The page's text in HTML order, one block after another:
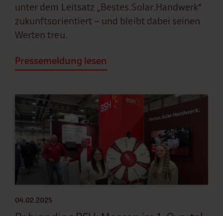
unter dem Leitsatz „Bestes.Solar.Handwerk“
zukunftsorientiert – und bleibt dabei seinen
Werten treu.
Pressemeldung lesen
04.02.2025